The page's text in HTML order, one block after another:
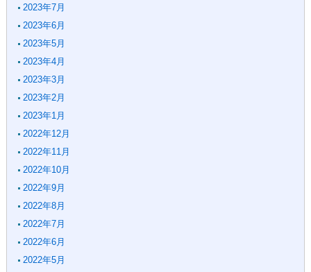
2023年7月
2023年6月
2023年5月
2023年4月
2023年3月
2023年2月
2023年1月
2022年12月
2022年11月
2022年10月
2022年9月
2022年8月
2022年7月
2022年6月
2022年5月